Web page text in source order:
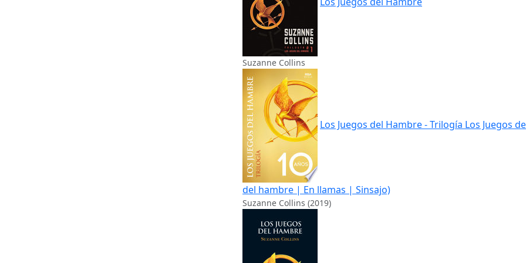
Suzanne Collins
Los Juegos del Hambre - Trilogía Los Juegos
del hambre | En llamas | Sinsajo)
Suzanne Collins (2019)